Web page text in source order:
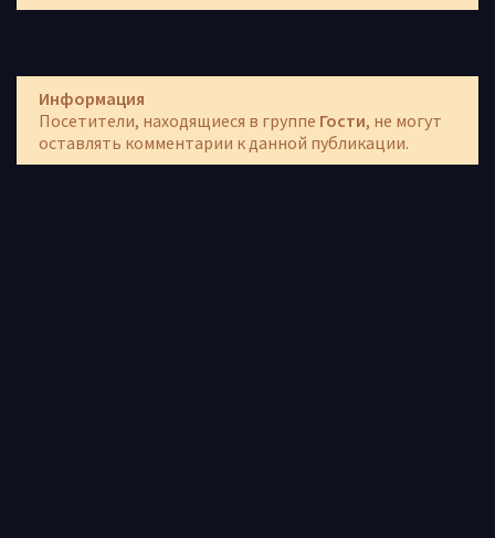
Информация
Посетители, находящиеся в группе Гости, не могут
оставлять комментарии к данной публикации.